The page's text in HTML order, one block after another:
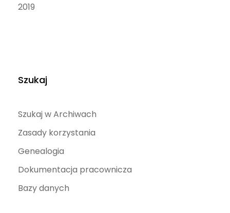
2019
Szukaj
Szukaj w Archiwach
Zasady korzystania
Genealogia
Dokumentacja pracownicza
Bazy danych